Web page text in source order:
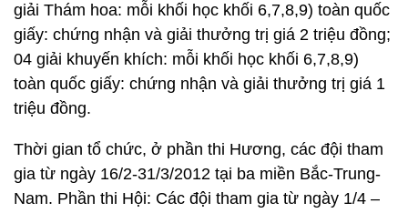
giải Thám hoa: mỗi khối học khối 6,7,8,9) toàn quốc
giấy: chứng nhận và giải thưởng trị giá 2 triệu đồng;
04 giải khuyến khích: mỗi khối học khối 6,7,8,9)
toàn quốc giấy: chứng nhận và giải thưởng trị giá 1
triệu đồng.
Thời gian tổ chức, ở phần thi Hương, các đội tham
gia từ ngày 16/2-31/3/2012 tại ba miền Bắc-Trung-
Nam. Phần thi Hội: Các đội tham gia từ ngày 1/4 –